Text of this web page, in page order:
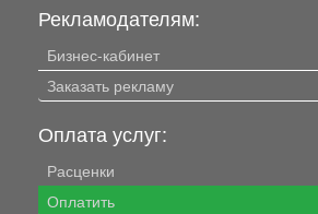
Рекламодателям:
Бизнес-кабинет
Заказать рекламу
Оплата услуг:
Расценки
Оплатить